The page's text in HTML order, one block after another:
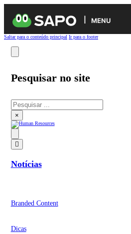
MENU
Saltar para o conteúdo principal Ir para o footer
Pesquisar no site
Pesquisar
×
Notícias
Branded Content
Dicas